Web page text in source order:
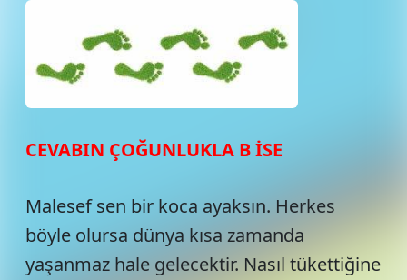
CEVABIN ÇOĞUNLUKLA B İSE
Malesef sen bir koca ayaksın. Herkes
böyle olursa dünya kısa zamanda
yaşanmaz hale gelecektir. Nasıl tükettiğine